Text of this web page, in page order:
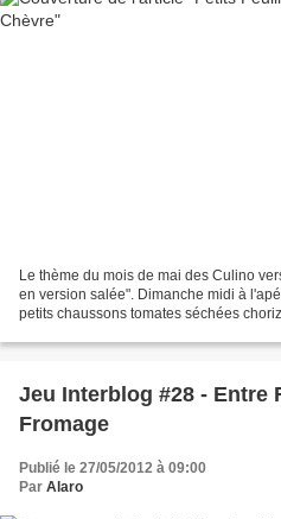
Le thème du mois de mai des Culino
en version salée". Dimanche midi à
petits chaussons tomates séchées
Jeu Interblog #28 - Entre
Fromage
Publié le 27/05/2012 à 09:00
Par Alaro